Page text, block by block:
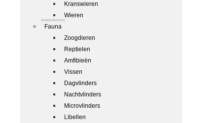
Kranswieren
Wieren
Fauna
Zoogdieren
Reptielen
Amfibieën
Vissen
Dagvlinders
Nachtvlinders
Microvlinders
Libellen